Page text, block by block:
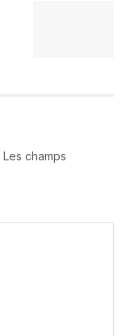
Les champs